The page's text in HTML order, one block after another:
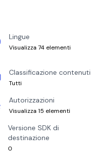
Lingue
Visualizza 74 elementi
Classificazione contenuti
Tutti
Autorizzazioni
Visualizza 15 elementi
Versione SDK di
destinazione
0